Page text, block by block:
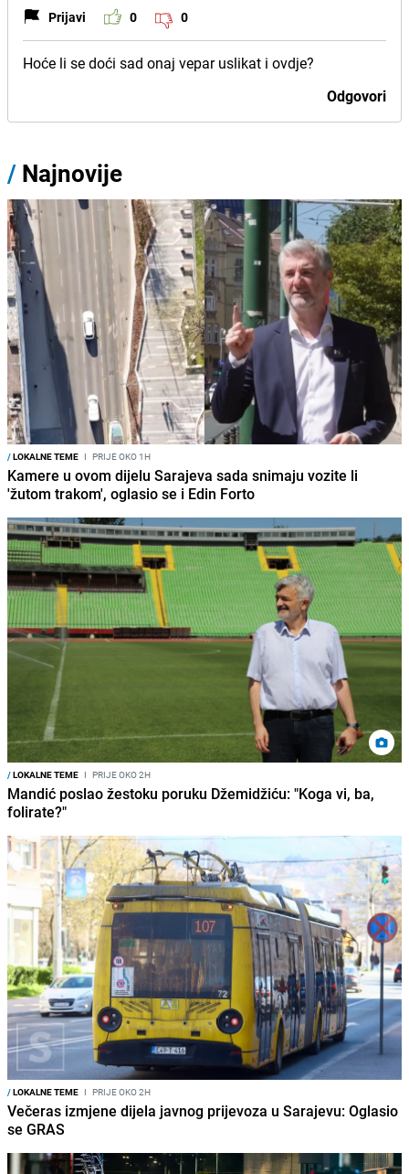
Prijavi 0 0
Hoće li se doći sad onaj vepar uslikat i ovdje?
Odgovori
/ Najnovije
/LOKALNE TEME I PRIJE OKO 1H
Kamere u ovom dijelu Sarajeva sada snimaju vozite li
'žutom trakom', oglasio se i Edin Forto
/LOKALNE TEME I PRIJE OKO 2H
Mandić poslao žestoku poruku Džemidžiću: "Koga vi, ba,
folirate?"
/LOKALNE TEME I PRIJE OKO 2H
Večeras izmjene dijela javnog prijevoza u Sarajevu: Oglasio
se GRAS